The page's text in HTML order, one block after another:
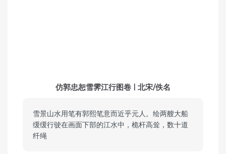
仿郭忠恕雪霁江行图卷 | 北宋/佚名
雪景山水用笔有郭熙笔意而近乎元人。绘两艘大船
缓缓行驶在画面下部的江水中，桅杆高耸，数十道
纤绳